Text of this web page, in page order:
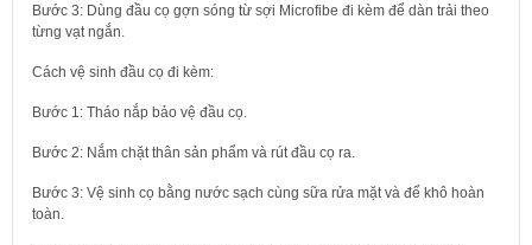
Bước 3: Dùng đầu cọ gợn sóng từ sợi Microfibe đi kèm để dàn trải theo
từng vạt ngắn.
Cách vệ sinh đầu cọ đi kèm:
Bước 1: Tháo nắp bảo vệ đầu cọ.
Bước 2: Nắm chặt thân sản phẩm và rút đầu cọ ra.
Bước 3: Vệ sinh cọ bằng nước sạch cùng sữa rửa mặt và để khô hoàn
toàn.